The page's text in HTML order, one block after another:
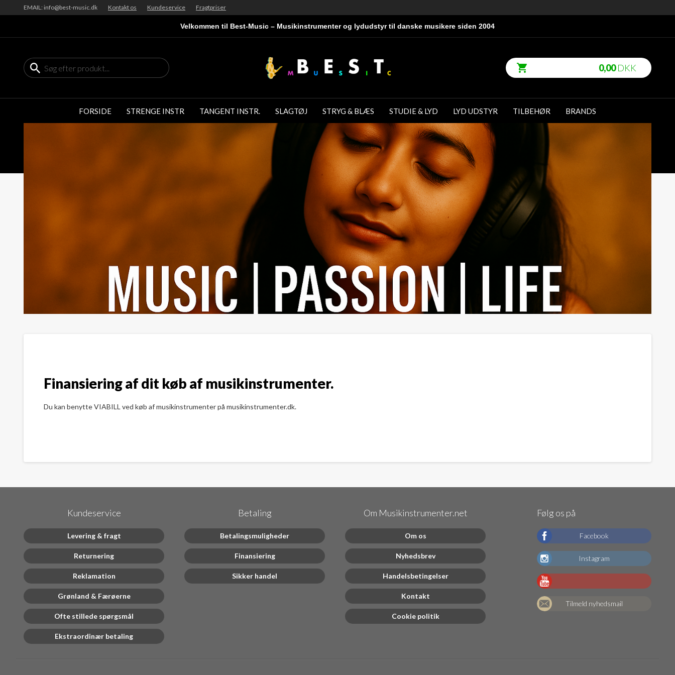
EMAIL: info@best-music.dk Kontakt os Kundeservice Fragtpriser
Velkommen til Best-Music – Musikinstrumenter og lydudstyr til danske musikere siden 2004
0,00DKK
FORSIDE STRENGE INSTR TANGENT INSTR. SLAGTØJ STRYG & BLÆS STUDIE & LYD LYD UDSTYR TILBEHØR BRANDS
Finansiering af dit køb af musikinstrumenter.
Du kan benytte VIABILL ved køb af musikinstrumenter på musikinstrumenter.dk.
Kundeservice
Levering & fragt
Returnering
Reklamation
Grønland & Færøerne
Ofte stillede spørgsmål
Ekstraordinær betaling
Betaling
Betalingsmuligheder
Finansiering
Sikker handel
Om Musikinstrumenter.net
Om os
Nyhedsbrev
Handelsbetingelser
Kontakt
Cookie politik
Følg os på
Facebook
Instagram
Tilmeld nyhedsmail